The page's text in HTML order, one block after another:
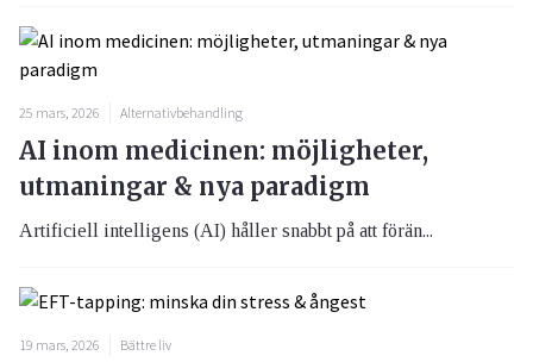
25 mars, 2026 Alternativbehandling
AI inom medicinen: möjligheter,
utmaningar & nya paradigm
Artificiell intelligens (AI) håller snabbt på att förän...
19 mars, 2026 Bättre liv